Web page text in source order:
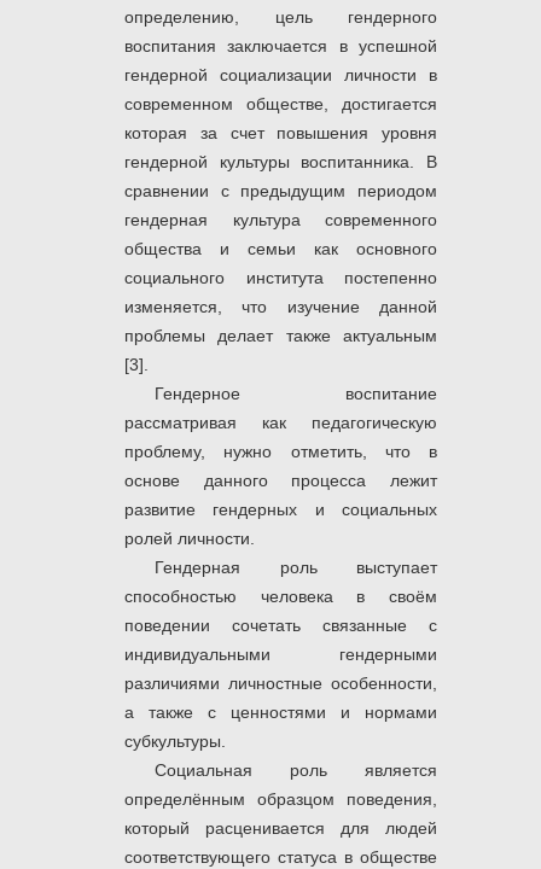
определению, цель гендерного
воспитания заключается в успешной
гендерной социализации личности в
современном обществе, достигается
которая за счет повышения уровня
гендерной культуры воспитанника. В
сравнении с предыдущим периодом
гендерная культура современного
общества и семьи как основного
социального института постепенно
изменяется, что изучение данной
проблемы делает также актуальным
[3].
Гендерное воспитание
рассматривая как педагогическую
проблему, нужно отметить, что в
основе данного процесса лежит
развитие гендерных и социальных
ролей личности.
Гендерная роль выступает
способностью человека в своём
поведении сочетать связанные с
индивидуальными гендерными
различиями личностные особенности,
а также с ценностями и нормами
субкультуры.
Социальная роль является
определённым образцом поведения,
который расценивается для людей
соответствующего статуса в обществе